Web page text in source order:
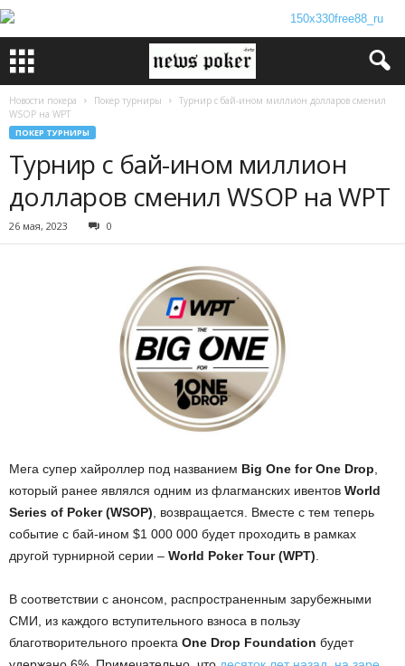
Новости покера Покер турниры
Турнир с бай-ином миллион долларов сменил
WSOP на WPT
ПОКЕР ТУРНИРЫ
Турнир с бай-ином миллион
долларов сменил WSOP на WPT
26 мая, 2023 0
Мега супер хайроллер под названием Big One for One Drop
который ранее являлся одним из флагманских ивентов World
Series of Poker (WSOP) , возвращается. Вместе с тем теперь
событие с бай-ином $1 000 000 будет проходить в рамках
другой турнирной серии – World Poker Tour (WPT)
В соответствии с анонсом, распространенным зарубежными
СМИ, из каждого вступительного взноса в пользу
благотворительного проекта One Drop Foundation будет